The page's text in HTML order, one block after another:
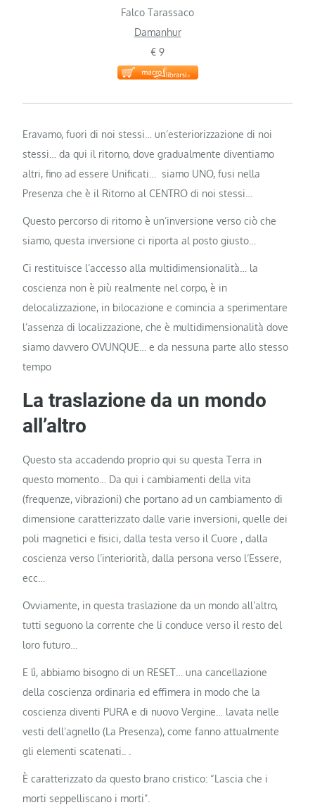
Falco Tarassaco
Damanhur
€ 9
Eravamo, fuori di noi stessi… un’esteriorizzazione di noi
stessi… da qui il ritorno, dove gradualmente diventiamo
altri, fino ad essere Unificati… siamo UNO, fusi nella
Presenza che è il Ritorno al CENTRO di noi stessi…
Questo percorso di ritorno è un’inversione verso ciò che
siamo, questa inversione ci riporta al posto giusto…
Ci restituisce l’accesso alla multidimensionalità… la
coscienza non è più realmente nel corpo, è in
delocalizzazione, in bilocazione e comincia a sperimentare
l’assenza di localizzazione, che è multidimensionalità dove
siamo davvero OVUNQUE… e da nessuna parte allo stesso
tempo
La traslazione da un mondo
all’altro
Questo sta accadendo proprio qui su questa Terra in
questo momento… Da qui i cambiamenti della vita
(frequenze, vibrazioni) che portano ad un cambiamento di
dimensione caratterizzato dalle varie inversioni, quelle dei
poli magnetici e fisici, dalla testa verso il Cuore , dalla
coscienza verso l’interiorità, dalla persona verso l’Essere,
ecc…
Ovviamente, in questa traslazione da un mondo all’altro,
tutti seguono la corrente che li conduce verso il resto del
loro futuro…
E lì, abbiamo bisogno di un RESET… una cancellazione
della coscienza ordinaria ed effimera in modo che la
coscienza diventi PURA e di nuovo Vergine… lavata nelle
vesti dell’agnello (La Presenza), come fanno attualmente
gli elementi scatenati.. .
È caratterizzato da questo brano cristico: “Lascia che i
morti seppelliscano i morti”.